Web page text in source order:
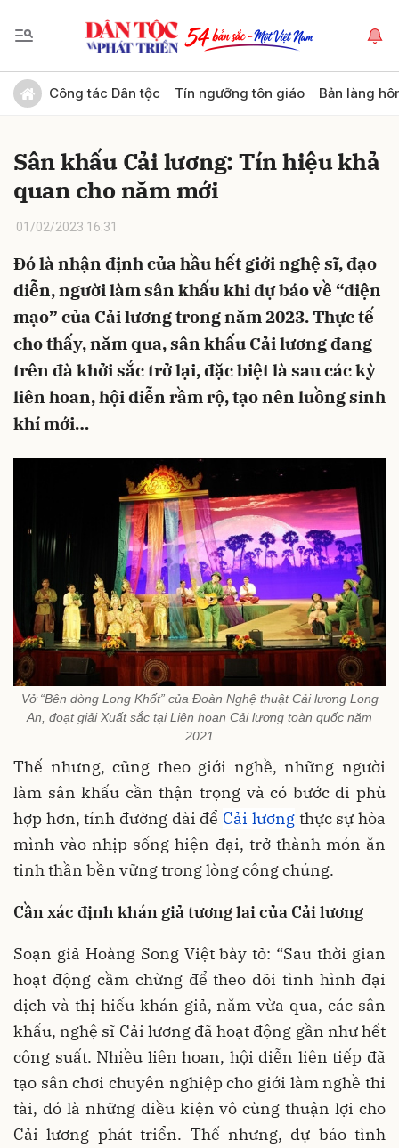
Công tác Dân tộc Tín ngưỡng tôn giáo Bản làng
Sân khấu Cải lương: Tín hiệu khả
quan cho năm mới
01/02/2023 16:31
Đó là nhận định của hầu hết giới nghệ sĩ, đạo
diễn, người làm sân khấu khi dự báo về “diện
mạo” của Cải lương trong năm 2023. Thực tế
cho thấy, năm qua, sân khấu Cải lương đang
trên đà khởi sắc trở lại, đặc biệt là sau các kỳ
liên hoan, hội diễn rầm rộ, tạo nên luồng sinh
khí mới…
Vở “Bên dòng Long Khốt” của Đoàn Nghệ thuật Cải lương Long
An, đoạt giải Xuất sắc tại Liên hoan Cải lương toàn quốc năm
2021
Thế nhưng, cũng theo giới nghề, những người
làm sân khấu cần thận trọng và có bước đi phù
hợp hơn, tính đường dài để Cải lươngthực sự hòa
mình vào nhịp sống hiện đại, trở thành món ăn
tinh thần bền vững trong lòng công chúng.
Cần xác định khán giả tương lai của Cải lương
Soạn giả Hoàng Song Việt bày tỏ: “Sau thời gian
hoạt động cầm chừng để theo dõi tình hình đại
dịch và thị hiếu khán giả, năm vừa qua, các sân
khấu, nghệ sĩ Cải lương đã hoạt động gần như hết
công suất. Nhiều liên hoan, hội diễn liên tiếp đã
tạo sân chơi chuyên nghiệp cho giới làm nghề thi
tài, đó là những điều kiện vô cùng thuận lợi cho
Cải lương phát triển. Thế nhưng, dự báo tình
Gửi bình luận
Hủy Gửi